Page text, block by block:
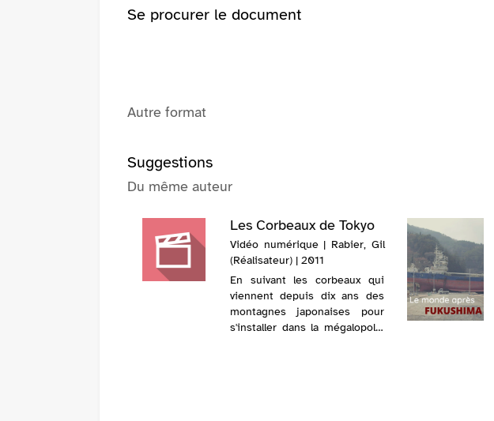
Se procurer le document
Autre format
Suggestions
Du même auteur
Les Corbeaux de Tokyo
Vidéo numérique | Rabier, Gil
(Réalisateur) | 2011
En suivant les corbeaux qui
viennent depuis dix ans des
montagnes japonaises pour
s'installer dans la mégalopole,